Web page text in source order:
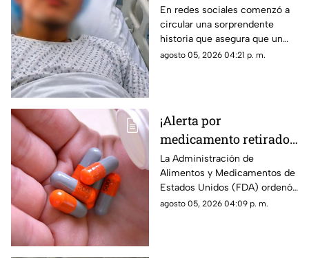
de pesos? Esta es la
verdad detrás de la
historia que se hizo
viral
En redes sociales comenzó a
circular una sorprendente
historia que asegura que un
joven vendió uno de sus
comentarios y compartidos
debido a lo inusual del
supuesto caso.
agosto 05, 2026 04:21 p. m.
¡Alerta por
medicamento retirado!
Sacan del mercado más
de 580 mil frascos con
pastillas para la
presión por posible
La Administración de
Alimentos y Medicamentos de
Estados Unidos (FDA) ordenó
el retiro de más de 580 mil
agosto 05, 2026 04:09 p. m.